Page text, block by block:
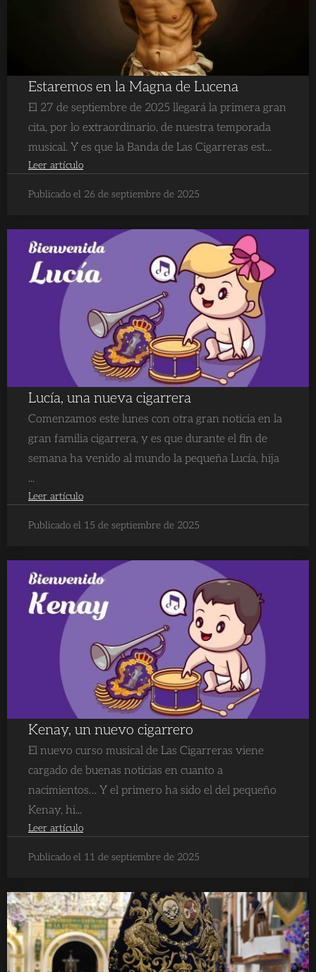
Estaremos en la Magna de Lucena
El 27 de septiembre de 2025 llegará la primera gran
cita, por lo extraordinario, de nuestra temporada
musical. Y es que la Banda de Las Cigarreras est...
Leer artículo
Publicado el 26 de septiembre de 2025
Lucía, una nueva cigarrera
Comenzamos este lunes con otra gran noticia en la
gran familia cigarrera, y es que durante el fin de
semana ha venido al mundo la pequeña Lucía, hija
...
Leer artículo
Publicado el 15 de septiembre de 2025
Kenay, un nuevo cigarrero
El nuevo curso musical de Las Cigarreras viene
cargado de buenas noticias en cuanto a
nacimientos… Y el primero ha sido el del pequeño
Kenay, hi...
Leer artículo
Publicado el 11 de septiembre de 2025